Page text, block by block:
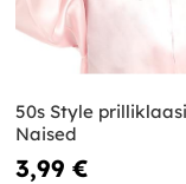
50s Style
Naised
3,99 €